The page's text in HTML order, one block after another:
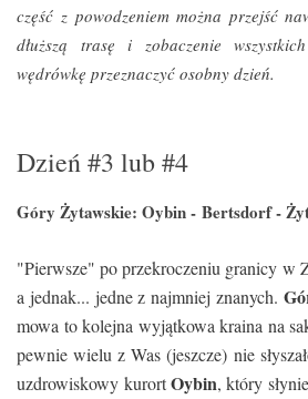
częśćz powodzeniem można przejść
dłuższą trasę i zobaczenie
wędrówkę przeznaczyć osobny dzień.
Dzień #3 lub #4
Góry Żytawskie: Oybin - Bertsdorf -
"Pierwsze" po przekroczeniu granicy w
a jednak... jedne z najmniej znanych.
mowa to kolejna wyjątkowa kraina na
pewnie wielu z Was (jeszcze) nie
uzdrowiskowy kurortOybin, który